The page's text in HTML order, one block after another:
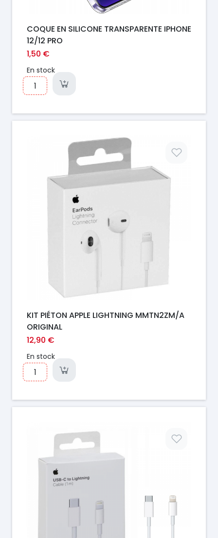
COQUE EN SILICONE TRANSPARENTE IPHONE
12/12 PRO
1,50 €
En stock
KIT PIÉTON APPLE LIGHTNING MMTN2ZM/A
ORIGINAL
12,90 €
En stock